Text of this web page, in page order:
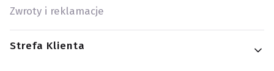
Zwroty i reklamacje
Strefa Klienta